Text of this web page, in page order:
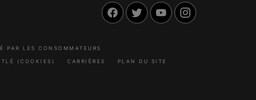
FacebookTwitter YouTube
PAR LES CONSOMMATEURS
(COOKIES) CARRIÈRES PLAN DU SITE